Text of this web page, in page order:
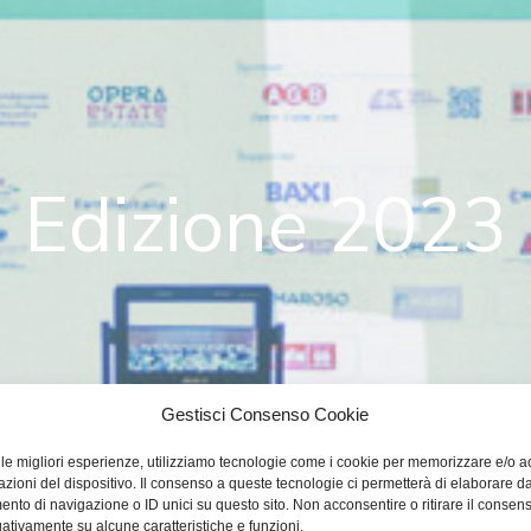
Gestisci Consenso Cookie
migliori esperienze, utilizziamo tecnologie come i cookie per memorizzare e/o
del dispositivo. Il consenso a queste tecnologie ci permetterà di elaborare
di navigazione o ID unici su questo sito. Non acconsentire o ritirare il
su alcune caratteristiche e funzioni.
Edizione 2023